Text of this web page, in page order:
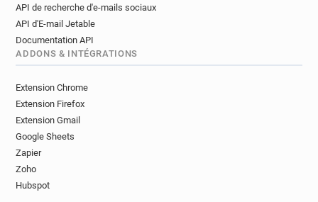
API de recherche d'e-mails sociaux
API d'E-mail Jetable
Documentation API
ADDONS & INTÉGRATIONS
Extension Chrome
Extension Firefox
Extension Gmail
Google Sheets
Zapier
Zoho
Hubspot